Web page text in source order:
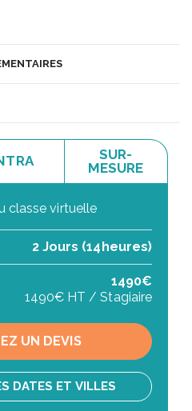
SUR-
MESURE
classe virtuelle
2 Jours (14heures)
1490€
1490€ HT / Stagiaire
UN DEVIS
DATES ET VILLES